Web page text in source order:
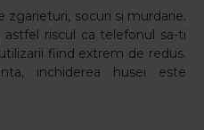
socuri si murdarie.
riscul ca telefonul sa-ti
fiind extrem de redus.
inchiderea husei este